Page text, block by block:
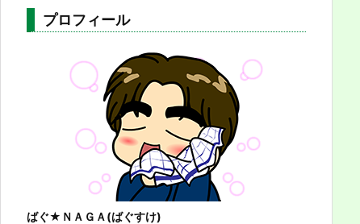
プロフィール
ばぐ★ＮＡＧＡ(ばぐすけ)